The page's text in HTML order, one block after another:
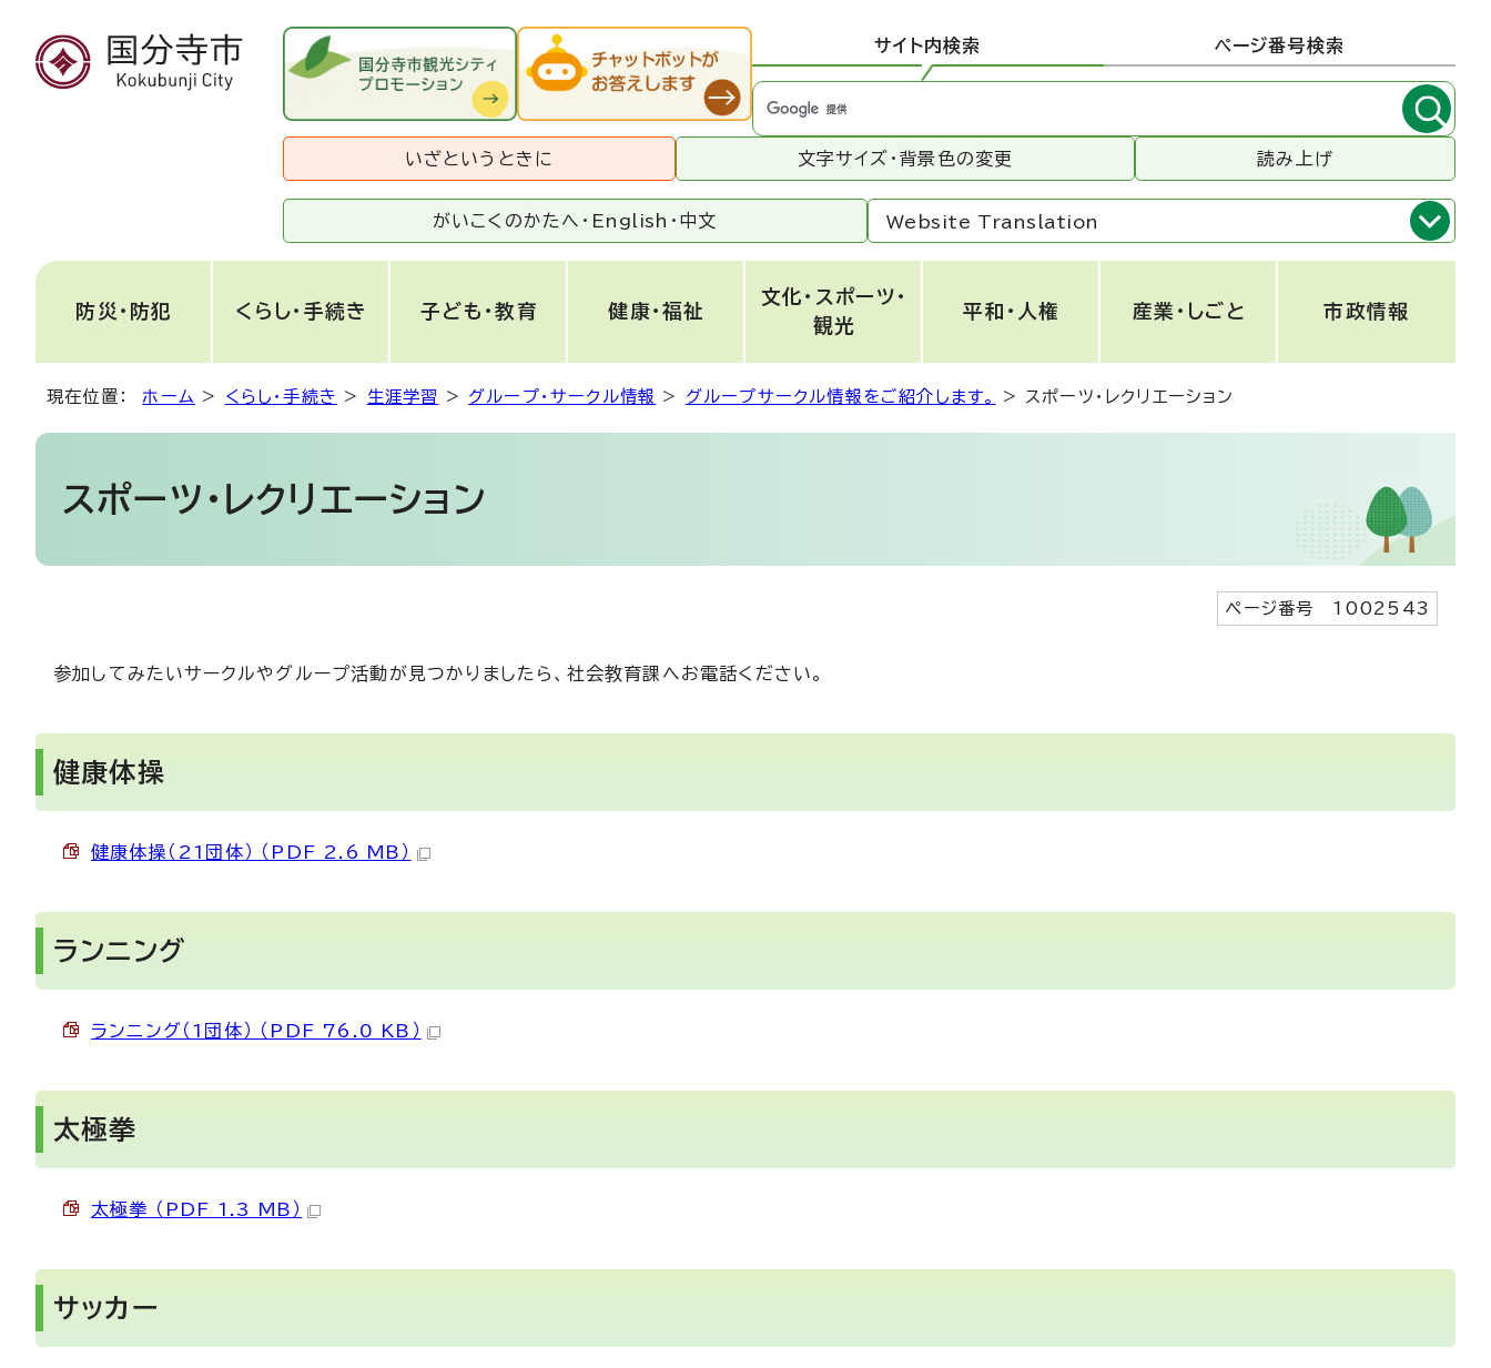
サイト内検索 ページ番号検索
いざというときに 文字サイズ・背景色の変更 読み上げ
がいこくのかたへ・ English ・ 中文 Website Translation
防災・防犯 くらし・手続き 子ども・教育 健康・福祉
文化・スポーツ・
観光
平和・人権 産業・しごと 市政情報
現在位置： ホーム > くらし・手続き > 生涯学習 > グループ・サークル情報 > グループサークル情報をご紹介します。 > スポーツ・レクリエーション
スポーツ・レクリエーション
ページ番号 1002543
参加してみたいサークルやグループ活動が見つかりましたら、社会教育課へお電話ください。
健康体操
健康体操（21団体） （PDF 2.6 MB）
ランニング
ランニング（1団体） （PDF 76.0 KB）
太極拳
太極拳 （PDF 1.3 MB）
サッカー